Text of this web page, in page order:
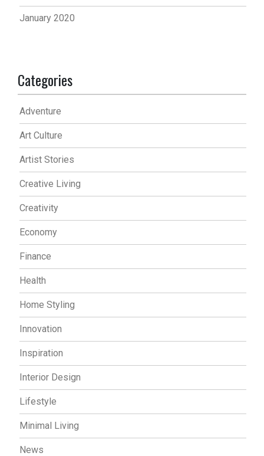
January 2020
Categories
Adventure
Art Culture
Artist Stories
Creative Living
Creativity
Economy
Finance
Health
Home Styling
Innovation
Inspiration
Interior Design
Lifestyle
Minimal Living
News